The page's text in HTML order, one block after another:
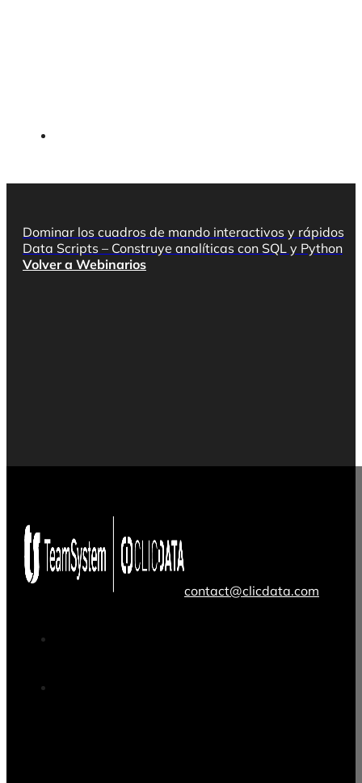
Dominar los cuadros de mando interactivos y rápidos
Data Scripts – Construye analíticas con SQL y Python
Volver a Webinarios
contact@clicdata.com